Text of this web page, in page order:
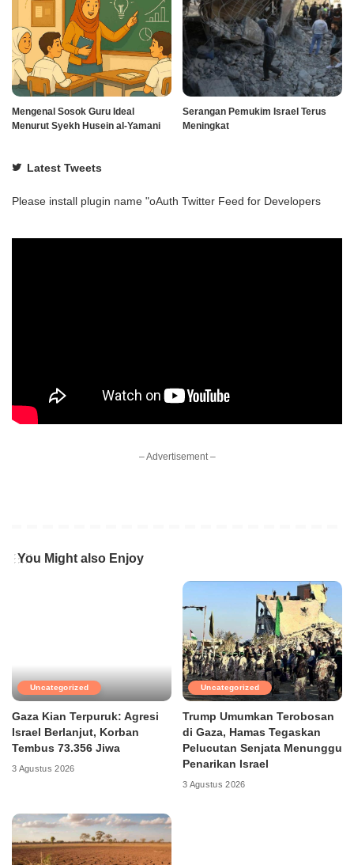
Mengenal Sosok Guru Ideal
Menurut Syekh Husein al-Yamani
Serangan Pemukim Israel Terus
Meningkat
Latest Tweets
Please install plugin name "oAuth Twitter Feed for Developers
– Advertisement –
You Might also Enjoy
Uncategorized
Gaza Kian Terpuruk: Agresi
Israel Berlanjut, Korban
Tembus 73.356 Jiwa
3 Agustus 2026
Uncategorized
Trump Umumkan Terobosan
di Gaza, Hamas Tegaskan
Pelucutan Senjata Menunggu
Penarikan Israel
3 Agustus 2026